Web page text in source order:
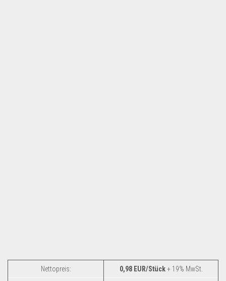
Nettopreis: 0,98 EUR/Stück+ 19% MwSt.